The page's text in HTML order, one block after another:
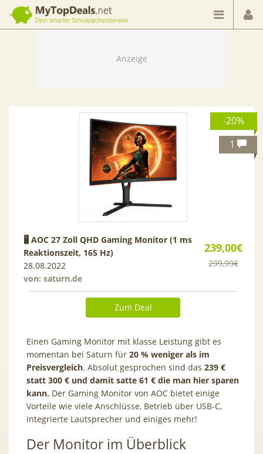
Dein smarter Schnäppchenberater
-20%
1
239,00€
299,99€
🖥 AOC 27 Zoll QHD Gaming Monitor (1 ms
Reaktionszeit, 165 Hz)
28.08.2022
von: saturn.de
Zum Deal
Einen Gaming Monitor mit klasse Leistung gibt es
momentan bei Saturn für 20 % weniger als im
Preisvergleich. Absolut gesprochen sind das 239 €
statt 300 € und damit satte 61 € die man hier sparen
kann. Der Gaming Monitor von AOC bietet einige
Vorteile wie viele Anschlüsse, Betrieb über USB-C,
integrierte Lautsprecher und einiges mehr!
Der Monitor im Überblick